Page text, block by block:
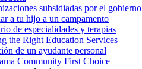
subsidiadas por el gobierno
a tu hijo a un campamento
de especialidades y terapias
the Right Education Services
de un ayudante personal
Community First Choice